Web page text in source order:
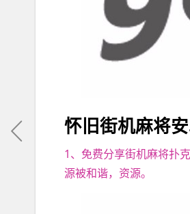
怀旧街机麻将
1、免费分享街机麻将扑
源被和谐，资源。